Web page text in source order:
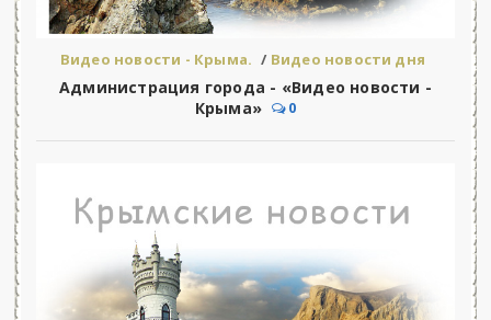
Видео новости - Крыма. / Видео новости дня
Администрация города - «Видео новости -
Крыма»
0